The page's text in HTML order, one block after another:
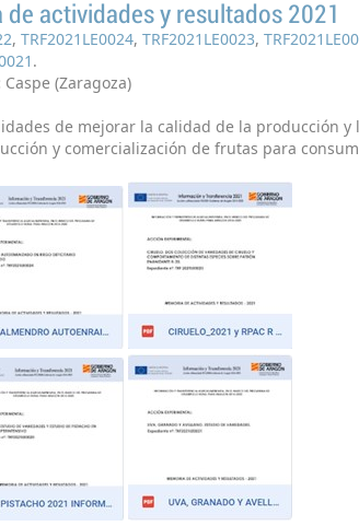
de actividades y resultados 2021
, TRF2021LE0024, TRF2021LE0023,
.
Caspe (Zaragoza)
de mejorar la calidad de la producción y
y comercialización de frutas para